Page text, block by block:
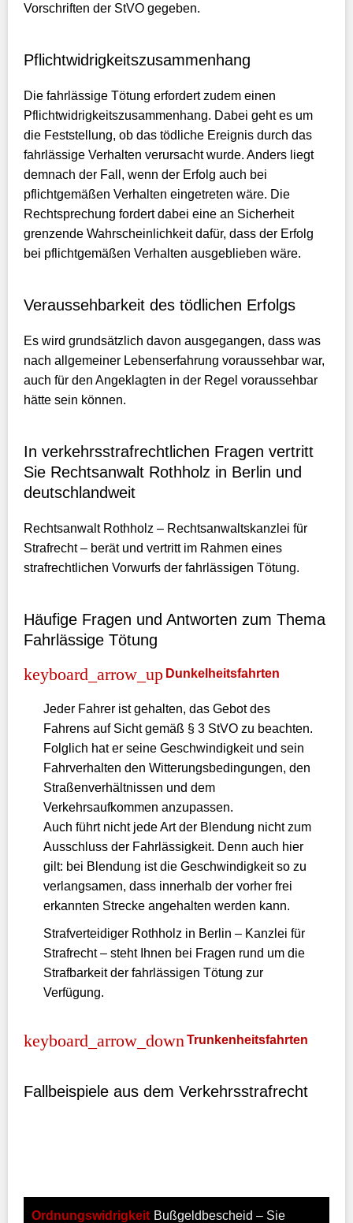
Vorschriften der StVO gegeben.
Pflichtwidrigkeitszusammenhang
Die fahrlässige Tötung erfordert zudem einen
Pflichtwidrigkeitszusammenhang. Dabei geht es um
die Feststellung, ob das tödliche Ereignis durch das
fahrlässige Verhalten verursacht wurde. Anders liegt
demnach der Fall, wenn der Erfolg auch bei
pflichtgemäßen Verhalten eingetreten wäre. Die
Rechtsprechung fordert dabei eine an Sicherheit
grenzende Wahrscheinlichkeit dafür, dass der Erfolg
bei pflichtgemäßen Verhalten ausgeblieben wäre.
Veraussehbarkeit des tödlichen Erfolgs
Es wird grundsätzlich davon ausgegangen, dass was
nach allgemeiner Lebenserfahrung voraussehbar war,
auch für den Angeklagten in der Regel voraussehbar
hätte sein können.
In verkehrsstrafrechtlichen Fragen vertritt
Sie Rechtsanwalt Rothholz in Berlin und
deutschlandweit
Rechtsanwalt Rothholz – Rechtsanwaltskanzlei für
Strafrecht – berät und vertritt im Rahmen eines
strafrechtlichen Vorwurfs der fahrlässigen Tötung.
Häufige Fragen und Antworten zum Thema
Fahrlässige Tötung
Dunkelheitsfahrten
Jeder Fahrer ist gehalten, das Gebot des
Fahrens auf Sicht gemäß § 3 StVO zu beachten.
Folglich hat er seine Geschwindigkeit und sein
Fahrverhalten den Witterungsbedingungen, den
Straßenverhältnissen und dem
Verkehrsaufkommen anzupassen.
Auch führt nicht jede Art der Blendung nicht zum
Ausschluss der Fahrlässigkeit. Denn auch hier
gilt: bei Blendung ist die Geschwindigkeit so zu
verlangsamen, dass innerhalb der vorher frei
erkannten Strecke angehalten werden kann.
Strafverteidiger Rothholz in Berlin – Kanzlei für
Strafrecht – steht Ihnen bei Fragen rund um die
Strafbarkeit der fahrlässigen Tötung zur
Verfügung.
Trunkenheitsfahrten
Fallbeispiele aus dem Verkehrsstrafrecht
Ordnungswidrigkeit Bußgeldbescheid – Sie